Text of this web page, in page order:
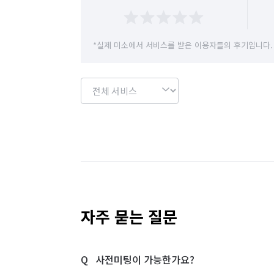
경기 하남시 경기 화성시 경기 부천시 소
경기 화성시 병점구
*실제 미소에서 서비스를 받은 이용자들의 후기입니다.
자주 묻는 질문
사전미팅이 가능한가요?